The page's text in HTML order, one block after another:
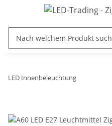
LED Innenbeleuchtung